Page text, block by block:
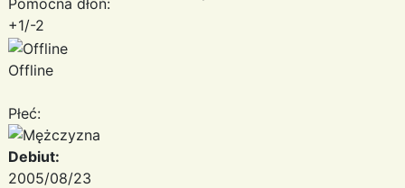
+1/-2
Offline
Płeć:
Debiut:
2005/08/23